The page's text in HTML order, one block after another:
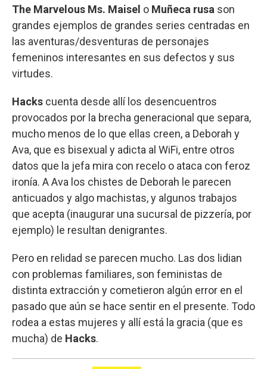
The Marvelous Ms. Maisel o Muñeca rusa son
grandes ejemplos de grandes series centradas en
las aventuras/desventuras de personajes
femeninos interesantes en sus defectos y sus
virtudes.
Hacks cuenta desde allí los desencuentros
provocados por la brecha generacional que separa,
mucho menos de lo que ellas creen, a Deborah y
Ava, que es bisexual y adicta al WiFi, entre otros
datos que la jefa mira con recelo o ataca con feroz
ironía. A Ava los chistes de Deborah le parecen
anticuados y algo machistas, y algunos trabajos
que acepta (inaugurar una sucursal de pizzería, por
ejemplo) le resultan denigrantes.
Pero en relidad se parecen mucho. Las dos lidian
con problemas familiares, son feministas de
distinta extracción y cometieron algún error en el
pasado que aún se hace sentir en el presente. Todo
rodea a estas mujeres y allí está la gracia (que es
mucha) de Hacks.